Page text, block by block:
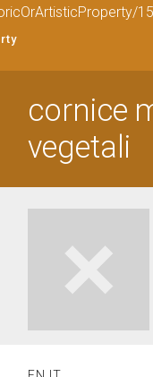
cornice
vegetali